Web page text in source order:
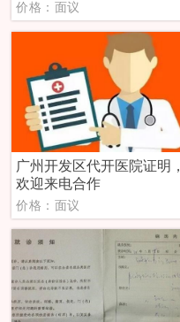
价格：面议
广州开发区代开医院证明，
欢迎来电合作
价格：面议